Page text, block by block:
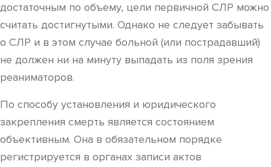
достаточным по объему, цели первичной СЛР можно
считать достигнутыми. Однако не следует забывать
о СЛР и в этом случае больной (или пострадавший)
не должен ни на минуту выпадать из поля зрения
реаниматоров.
По способу установления и юридического
закрепления смерть является состоянием
объективным. Она в обязательном порядке
регистрируется в органах записи актов